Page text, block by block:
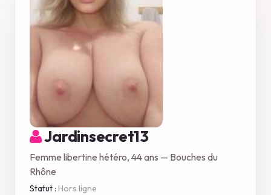
Jardinsecret13
Femme libertine hétéro, 44 ans — Bouches du
Rhône
Statut : Hors ligne